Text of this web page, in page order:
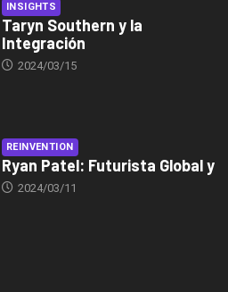
INSIGHTS
Taryn Southern y la
Integración
2024/03/15
REINVENTION
Ryan Patel: Futurista Global y
2024/03/11